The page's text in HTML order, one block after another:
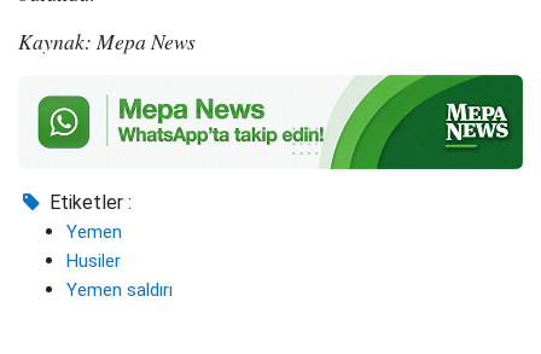
Kaynak: Mepa News
Etiketler :
Yemen
Husiler
Yemen saldırı